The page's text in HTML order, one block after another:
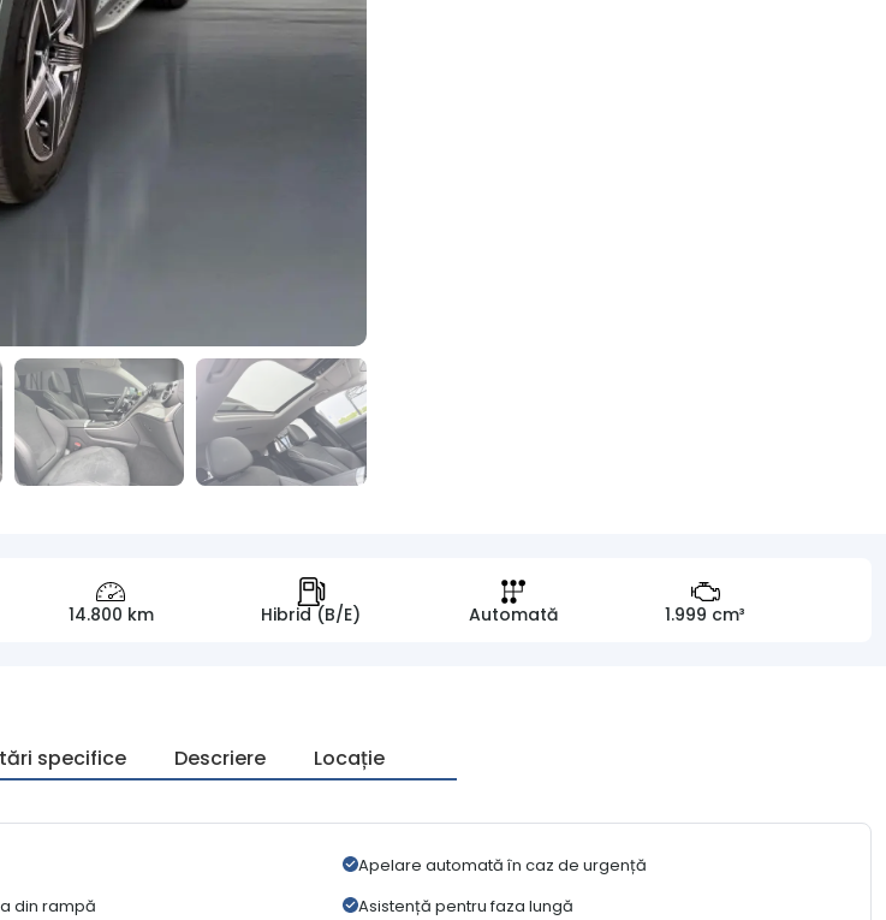
14.800 km Hibrid (B/E) Automată 1.999 cm³
specifice Descriere Locație
Apelare automată în caz de urgență
din rampă
Asistență pentru faza lungă